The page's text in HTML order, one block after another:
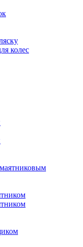
колес